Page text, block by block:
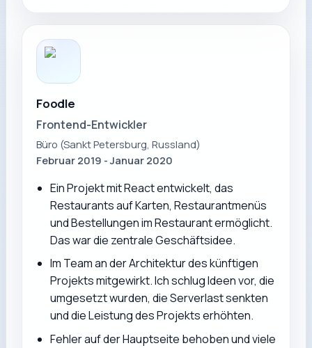
Foodle
Frontend-Entwickler
Büro (Sankt Petersburg, Russland)
Februar 2019 - Januar 2020
Ein Projekt mit React entwickelt, das
Restaurants auf Karten, Restaurantmenüs
und Bestellungen im Restaurant ermöglicht.
Das war die zentrale Geschäftsidee.
Im Team an der Architektur des künftigen
Projekts mitgewirkt. Ich schlug Ideen vor, die
umgesetzt wurden, die Serverlast senkten
und die Leistung des Projekts erhöhten.
Fehler auf der Hauptseite behoben und viele